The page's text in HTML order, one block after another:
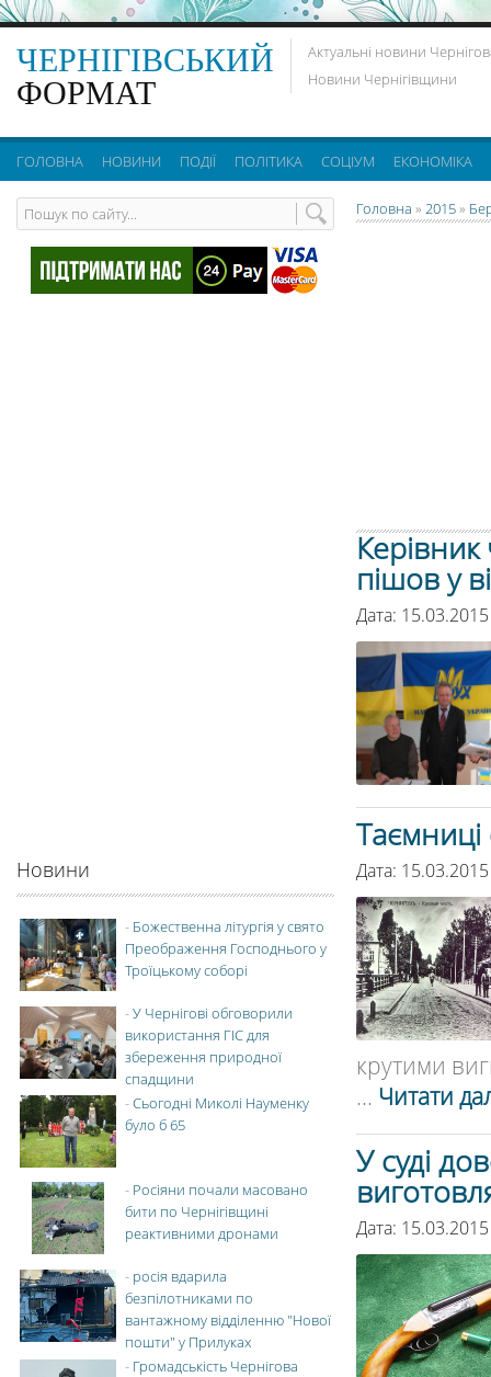
ЧЕРНІГІВСЬКИЙ
ФОРМАТ
Актуальні новини
Новини Чернігівщини
ГОЛОВНА НОВИНИ ПОДІЇ ПОЛІТИКА СОЦІУМ ЕКОНОМІКА
Головна » 2015»
пішов у
Дата:
Дата:
крутими
... Читати
У суді
Дата:
Новини
- Божественна літургія у свято
Преображення Господнього у
Троїцькому соборі
-У Чернігові обговорили
використання ГІС для
збереження природної
спадщини
-Сьогодні Миколі Науменку
було б 65
- Росіяни почали масовано
бити по Чернігівщині
реактивними дронами
- росія вдарила
безпілотниками по
вантажному відділенню "Нової
пошти" у Прилуках
- Громадськість Чернігова